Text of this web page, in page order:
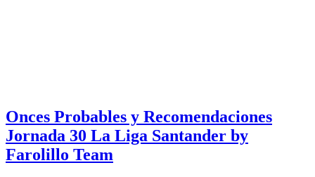
Onces Probables y Recomendaciones
Jornada 30 La Liga Santander by
Farolillo Team